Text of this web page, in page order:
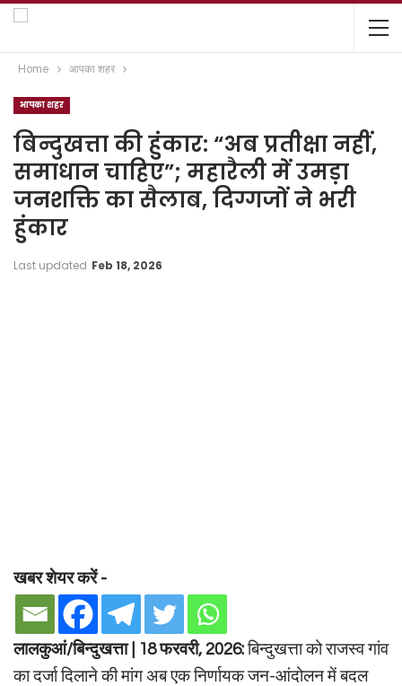
Home आपका शहर
आपका शहर
बिन्दुखत्ता की हुंकार: “अब प्रतीक्षा नहीं,
समाधान चाहिए”; महारैली में उमड़ा
जनशक्ति का सैलाब, दिग्गजों ने भरी
हुंकार
Last updated Feb 18, 2026
खबर शेयर करें -
लालकुआं/बिन्दुखत्ता | 18 फरवरी, 2026:बिन्दुखत्ता को राजस्व गांव
का दर्जा दिलाने की मांग अब एक निर्णायक जन-आंदोलन में बदल